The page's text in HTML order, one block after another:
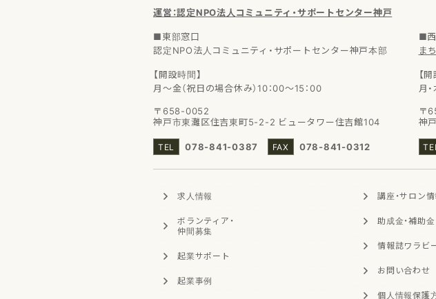
運営：認定NPO法人コミュニティ・サポートセンター神戸
■東部窓口
認定NPO法人コミュニティ・サポートセンター神戸本部
【開設時間】
月～金（祝日の場合休み）10：00～15：00
〒658-0052
神戸市東灘区住吉東町5-2-2 ビュータワー住吉館104
078-841-0387
078-841-0312
■
ま
【
月
〒
神
求人情報
ボランティア ・
仲間募集
起業サポート
起業事例
講座・サロン
助成金・補助金
情報誌ワラビ
お問い合わせ
個人情報保護